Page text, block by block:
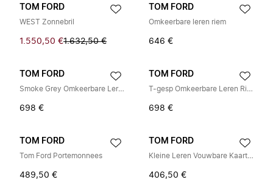
TOM FORD
WEST Zonnebril
1.550,50 €1.632,50 €
TOM FORD
Omkeerbare leren riem
646 €
TOM FORD
Smoke Grey Omkeerbare Leren Riem
698 €
TOM FORD
T-gesp Omkeerbare Leren Riem
698 €
TOM FORD
Tom Ford Portemonnees
489,50 €
TOM FORD
Kleine Leren Vouwbare Kaarthouder
406,50 €